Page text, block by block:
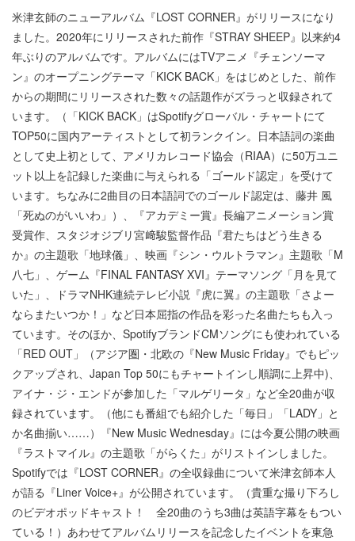
米津玄師のニューアルバム『LOST CORNER』がリリースになり
ました。2020年にリリースされた前作『STRAY SHEEP』以来約4
年ぶりのアルバムです。アルバムにはTVアニメ『チェンソーマ
ン』のオープニングテーマ「KICK BACK」をはじめとした、前作
からの期間にリリースされた数々の話題作がズラっと収録されて
います。（「KICK BACK」はSpotifyグローバル・チャートにて
TOP50に国内アーティストとして初ランクイン。日本語詞の楽曲
として史上初として、アメリカレコード協会（RIAA）に50万ユニ
ット以上を記録した楽曲に与えられる「ゴールド認定」を受けて
います。ちなみに2曲目の日本語詞でのゴールド認定は、藤井 風
「死ぬのがいいわ」）、『アカデミー賞』長編アニメーション賞
受賞作、スタジオジブリ宮﨑駿監督作品『君たちはどう生きる
か』の主題歌「地球儀」、映画『シン・ウルトラマン』主題歌「M
八七」、ゲーム『FINAL FANTASY XVI』テーマソング「月を見て
いた」、ドラマNHK連続テレビ小説『虎に翼』の主題歌「さよー
ならまたいつか！」など日本屈指の作品を彩った名曲たちも入っ
ています。そのほか、SpotifyブランドCMソングにも使われている
「RED OUT」（アジア圏・北欧の『New Music Friday』でもピッ
クアップされ、Japan Top 50にもチャートインし順調に上昇中)、
アイナ・ジ・エンドが参加した「マルゲリータ」など全20曲が収
録されています。（他にも番組でも紹介した「毎日」「LADY」と
か名曲揃い……）『New Music Wednesday』には今夏公開の映画
『ラストマイル』の主題歌「がらくた」がリストインしました。
Spotifyでは『LOST CORNER』の全収録曲について米津玄師本人
が語る『Liner Voice+』が公開されています。（貴重な撮り下ろし
のビデオポッドキャスト！ 全20曲のうち3曲は英語字幕をもつい
ている！）あわせてアルバムリリースを記念したイベントを東急